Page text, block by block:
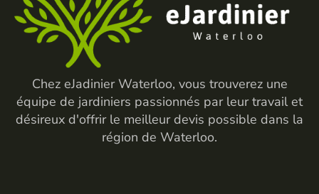
Chez eJadinier Waterloo, vous trouverez une
équipe de jardiniers passionnés par leur travail et
désireux d'offrir le meilleur devis possible dans la
région de Waterloo.